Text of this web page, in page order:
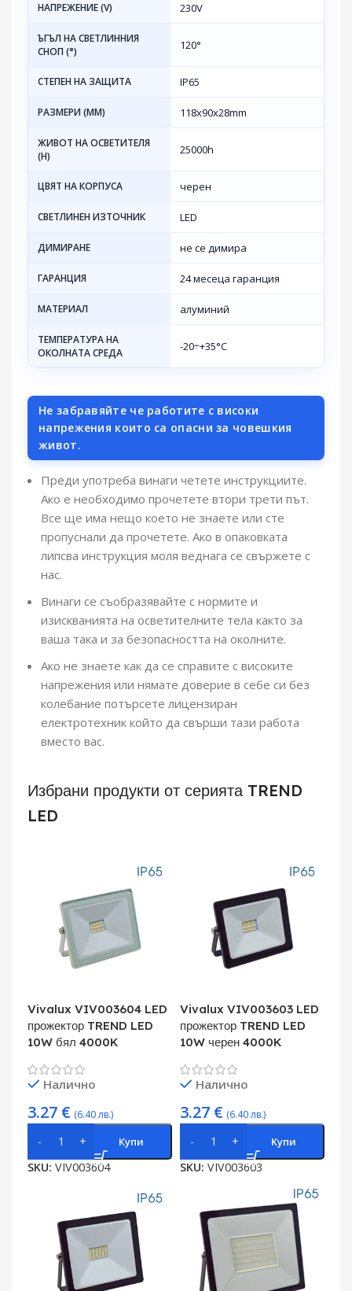
НАПРЕЖЕНИЕ (V) 230V
ЪГЪЛ НА СВЕТЛИННИЯ
СНОП (°)
120°
СТЕПЕН НА ЗАЩИТА IP65
РАЗМЕРИ (MM) 118х90х28mm
ЖИВОТ НА ОСВЕТИТЕЛЯ
(H)
25000h
ЦВЯТ НА КОРПУСА черен
СВЕТЛИНЕН ИЗТОЧНИК LED
ДИМИРАНЕ не се димира
ГАРАНЦИЯ 24 месеца гаранция
МАТЕРИАЛ алуминий
ТЕМПЕРАТУРА НА
ОКОЛНАТА СРЕДА
-20÷+35°C
Не забравяйте че работите с високи
напрежения които са опасни за човешкия
живот.
Преди употреба винаги четете инструкциите.
Ако е необходимо прочетете втори трети път.
Все ще има нещо което не знаете или сте
пропуснали да прочетете. Ако в опаковката
липсва инструкция моля веднага се свържете с
нас.
Винаги се съобразявайте с нормите и
изискванията на осветителните тела както за
ваша така и за безопасността на околните.
Ако не знаете как да се справите с високите
напрежения или нямате доверие в себе си без
колебание потърсете лицензиран
електротехник който да свърши тази работа
вместо вас.
Избрани продукти от серията TREND
LED
Vivalux VIV003604 LED
прожектор TREND LED
10W бял 4000K
Налично
3.27 € (6.40 лв.)
Купи
SKU: VIV003604
Vivalux VIV003603 LED
прожектор TREND LED
10W черен 4000K
Налично
3.27 € (6.40 лв.)
Купи
SKU: VIV003603